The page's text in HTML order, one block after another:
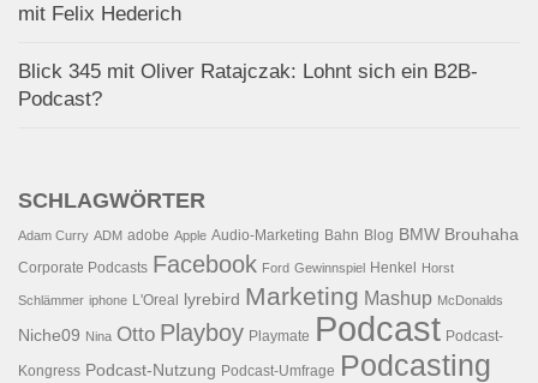
mit Felix Hederich
Blick 345 mit Oliver Ratajczak: Lohnt sich ein B2B-
Podcast?
SCHLAGWÖRTER
Adam Curry ADM adobe Apple Audio-Marketing Bahn Blog BMW Brouhaha
Corporate Podcasts Facebook Ford Gewinnspiel Henkel Horst
Schlämmer iphone L'Oreal lyrebird Marketing Mashup McDonalds
Niche09 Nina Otto Playboy Playmate Podcast Podcast-
Kongress Podcast-Nutzung Podcast-Umfrage Podcasting